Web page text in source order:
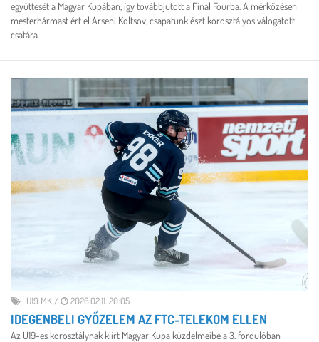
együttesét a Magyar Kupában, így továbbjutott a Final Fourba. A mérkőzésen
mesterhármast ért el Arseni Koltsov, csapatunk észt korosztályos válogatott
csatára.
U19 MK / 2026.02.11. 20:05
IDEGENBELI GYŐZELEM AZ FTC-TELEKOM ELLEN
Az U19-es korosztálynak kiírt Magyar Kupa küzdelmeibe a 3. fordulóban